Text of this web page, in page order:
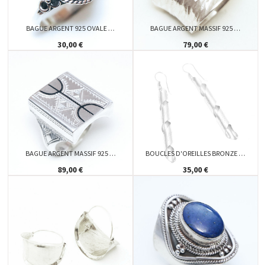
BAGUE ARGENT 925 OVALE …
30,00 €
BAGUE ARGENT MASSIF 925 …
79,00 €
BAGUE ARGENT MASSIF 925 …
89,00 €
BOUCLES D'OREILLES BRONZE …
35,00 €